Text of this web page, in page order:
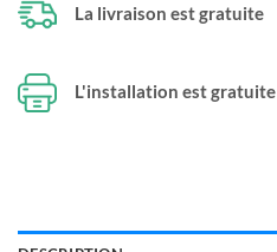
La livraison est gratuite
L'installation est gratuite